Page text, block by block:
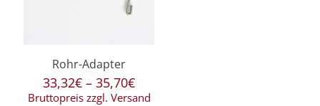
Rohr-Adapter
33,32€ –35,70€Preisspanne:
33,32€
Bruttopreis zzgl. Versand